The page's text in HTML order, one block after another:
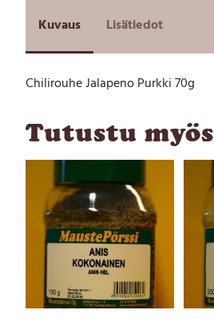
r
o
u
e
l
n
o
P
u
r
k
k
Kuvaus Lisätiedot
Chilirouhe Jalapeno Purkki 70g
Tutustu myös